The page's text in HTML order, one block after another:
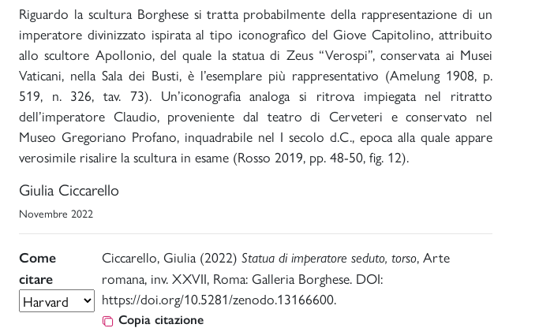
Riguardo la scultura Borghese si tratta probabilmente della rappresentazione di un
imperatore divinizzato ispirata al tipo iconografico del Giove Capitolino, attribuito
allo scultore Apollonio, del quale la statua di Zeus “Verospi”, conservata ai Musei
Vaticani, nella Sala dei Busti, è l’esemplare più rappresentativo (Amelung 1908, p.
519, n. 326, tav. 73). Un’iconografia analoga si ritrova impiegata nel ritratto
dell’imperatore Claudio, proveniente dal teatro di Cerveteri e conservato nel
Museo Gregoriano Profano, inquadrabile nel I secolo d.C., epoca alla quale appare
verosimile risalire la scultura in esame (Rosso 2019, pp. 48-50, fig. 12).
Giulia Ciccarello
Novembre 2022
Come
citare
Ciccarello, Giulia (2022) Statua di imperatore seduto, torso, Arte
romana, inv. XXVII, Roma: Galleria Borghese. DOI:
https://doi.org/10.5281/zenodo.13166600.
Copia citazione